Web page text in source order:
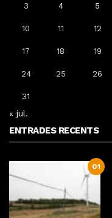
3 4 5
10 11 12
17 18 19
24 25 26
31
« jul.
ENTRADES RECENTS
01